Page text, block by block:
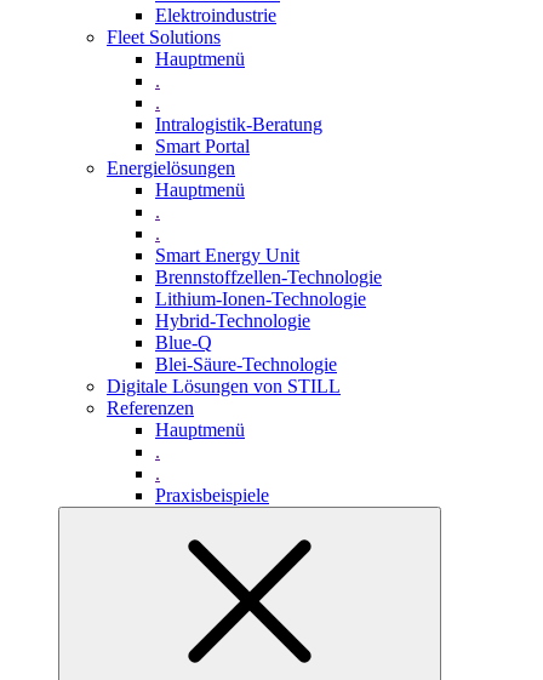
Elektroindustrie
Fleet Solutions
Hauptmenü
.
.
Intralogistik-Beratung
Smart Portal
Energielösungen
Hauptmenü
.
.
Smart Energy Unit
Brennstoffzellen-Technologie
Lithium-Ionen-Technologie
Hybrid-Technologie
Blue-Q
Blei-Säure-Technologie
Digitale Lösungen von STILL
Referenzen
Hauptmenü
.
.
Praxisbeispiele